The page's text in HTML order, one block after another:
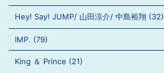
Hey! Say! JUMP/ 山田涼介/ 中島裕翔 (32)
IMP. (79)
King ＆ Prince (21)